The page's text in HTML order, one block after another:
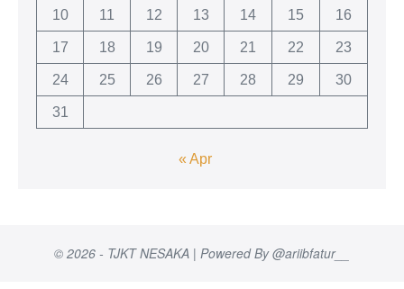
10 11 12 13 14 15 16
17 18 19 20 21 22 23
24 25 26 27 28 29 30
31
« Apr
© 2026 - TJKT NESAKA | Powered By @ariibfatur__